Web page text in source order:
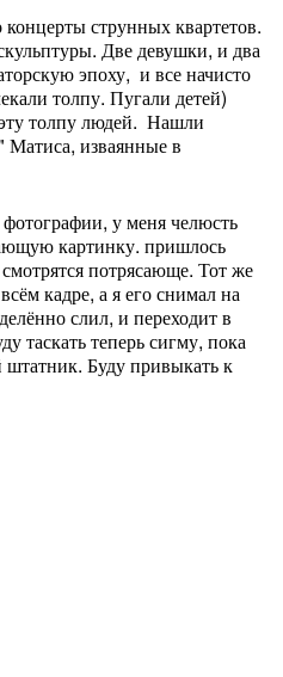
струнных квартетов.
Две девушки, и два
эпоху, и все начисто
толпу. Пугали детей)
толпу людей. Нашли
изваянные в
у меня челюсть
картинку. пришлось
потрясающе. Тот же
кадре, а я его снимал на
слил, и переходит в
таскать теперь сигму, пока
Буду привыкать к